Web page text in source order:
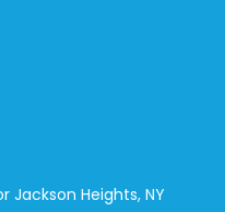
Jackson Heights, NY